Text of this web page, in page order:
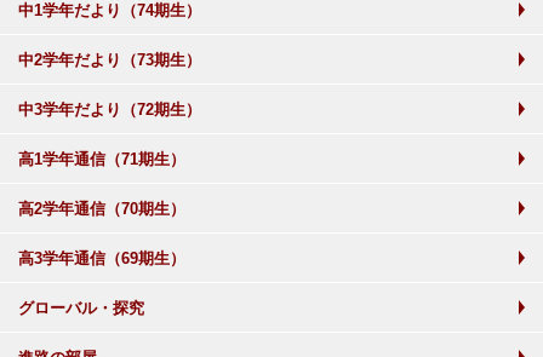
中1学年だより（74期生）
中2学年だより（73期生）
中3学年だより（72期生）
高1学年通信（71期生）
高2学年通信（70期生）
高3学年通信（69期生）
グローバル・探究